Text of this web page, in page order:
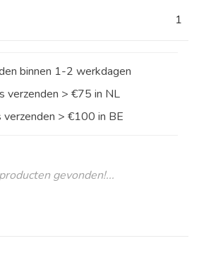
1
binnen 1-2 werkdagen
verzenden > €75 in NL
> €100 in BE
gevonden!...